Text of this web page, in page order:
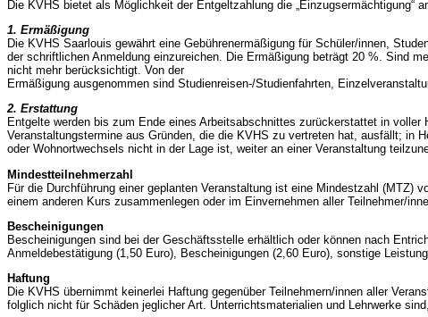
Die KVHS bietet als Möglichkeit der Entgeltzahlung die „Einzugsermächtigung“
1. Ermäßigung
Die KVHS Saarlouis gewährt eine Gebührenermäßigung für Schüler/innen,
der schriftlichen Anmeldung einzureichen. Die Ermäßigung beträgt 20 %. Sind
nicht mehr berücksichtigt. Von der
Ermäßigung ausgenommen sind Studienreisen-/Studienfahrten,
2. Erstattung
Entgelte werden bis zum Ende eines Arbeitsabschnittes zurückerstattet in
Veranstaltungstermine aus Gründen, die die KVHS zu vertreten hat, ausfällt; in
oder Wohnortwechsels nicht in der Lage ist, weiter an einer Veranstaltung
Mindestteilnehmerzahl
Für die Durchführung einer geplanten Veranstaltung ist eine Mindestzahl (MTZ)
einem anderen Kurs zusammenlegen oder im Einvernehmen aller Teilnehmer/
Bescheinigungen
Bescheinigungen sind bei der Geschäftsstelle erhältlich oder können nach
Anmeldebestätigung (1,50 Euro), Bescheinigungen (2,60 Euro), sonstige
Haftung
Die KVHS übernimmt keinerlei Haftung gegenüber Teilnehmern/innen aller
folglich nicht für Schäden jeglicher Art. Unterrichtsmaterialien und Lehrwerke